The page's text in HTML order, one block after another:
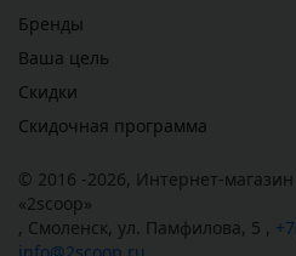
Бренды
Ваша цель
Скидки
Скидочная программа
© 2016 -2026, Интернет-
«2scoop»
, Смоленск, ул. Памфилова, 5 ,